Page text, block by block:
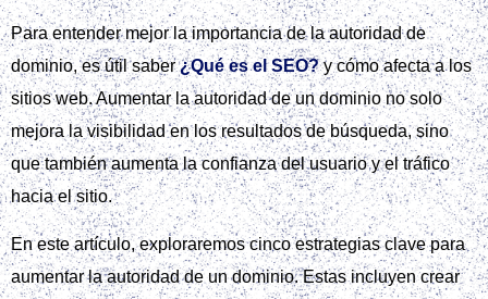
Para entender mejor la importancia de la autoridad de
dominio, es útil saber¿Qué es el SEO?y cómo afecta a los
sitios web. Aumentar la autoridad de un dominio no solo
mejora la visibilidad en los resultados de búsqueda, sino
que también aumenta la confianza del usuario y el tráfico
hacia el sitio.
En este artículo, exploraremos cinco estrategias clave para
aumentar la autoridad de un dominio. Estas incluyen crear